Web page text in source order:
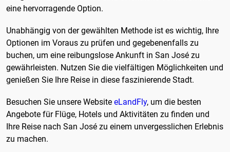
eine hervorragende Option.
Unabhängig von der gewählten Methode ist es wichtig, Ihre
Optionen im Voraus zu prüfen und gegebenenfalls zu
buchen, um eine reibungslose Ankunft in San José zu
gewährleisten. Nutzen Sie die vielfältigen Möglichkeiten und
genießen Sie Ihre Reise in diese faszinierende Stadt.
Besuchen Sie unsere Website eLandFly, um die besten
Angebote für Flüge, Hotels und Aktivitäten zu finden und
Ihre Reise nach San José zu einem unvergesslichen Erlebnis
zu machen.